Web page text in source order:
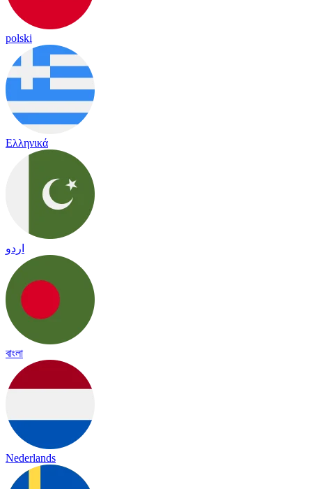
polski
Ελληνικά
اردو
বাংলা
Nederlands